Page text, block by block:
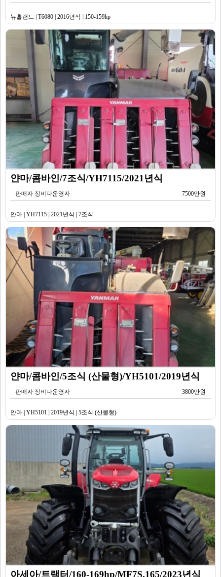
뉴홀랜드 | T6080 | 2016년식 | 150-159hp
얀마/콤바인/7조식/YH7115/2021년식
판매자 장비다운영자 7500만원
얀마 | YH7115 | 2021년식 | 7조식
얀마/콤바인/5조식 (산물형)/YH5101/2019년식
판매자 장비다운영자 3800만원
얀마 | YH5101 | 2019년식 | 5조식 (산물형)
아세아/트랙터/160-169hp/MF7S.165/2023년식